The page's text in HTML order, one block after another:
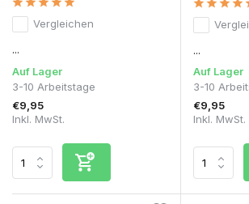
Vergleichen
...
Auf Lager
3-10 Arbeitstage
€9,95
Inkl. MwSt.
...
Auf Lager
3-10
€9,95
Inkl. MwSt.